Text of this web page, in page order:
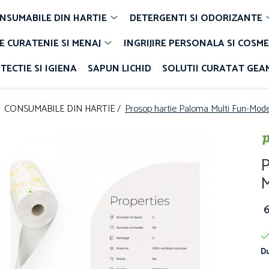
DIN HARTIE
DETERGENTI SI ODORIZANTE
CURATENIE SI MENAJ
INGRIJIRE PERSONALA SI
SI IGIENA
SAPUN LICHID SOLUTII CURATAT
CONSUMABILE DIN HARTIE / Prosop hartie Paloma Multi Fun-